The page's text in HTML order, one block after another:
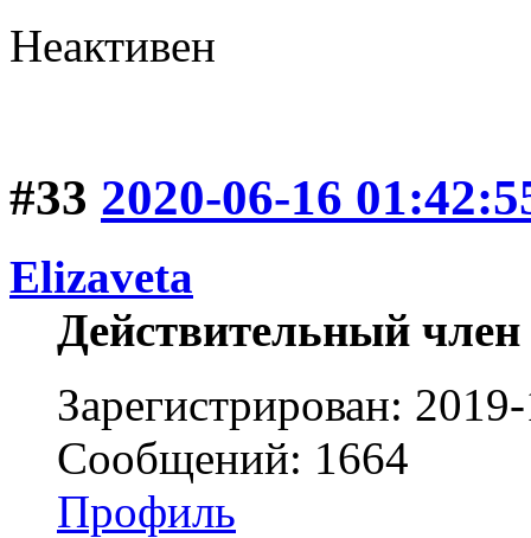
Неактивен
#33 2020-06-16
Elizaveta
Действительный член
Зарегистрирован:
Сообщений: 1664
Профиль